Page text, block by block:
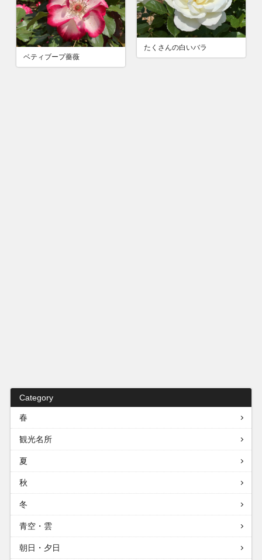
たくさんの白いバラ
ベティブープ薔薇
Category
春
観光名所
夏
秋
冬
青空・雲
朝日・夕日